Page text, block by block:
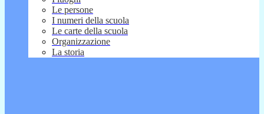
Le persone
I numeri della scuola
Le carte della scuola
Organizzazione
La storia